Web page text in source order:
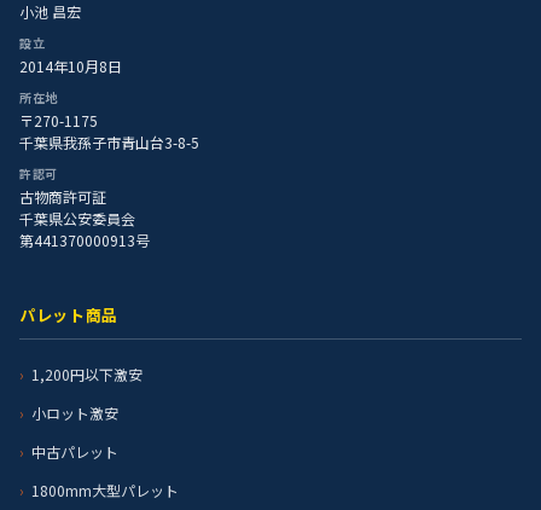
小池 昌宏
設立
2014年10月8日
所在地
〒270-1175
千葉県我孫子市青山台3-8-5
許認可
古物商許可証
千葉県公安委員会
第441370000913号
パレット商品
1,200円以下激安
小ロット激安
中古パレット
1800mm大型パレット